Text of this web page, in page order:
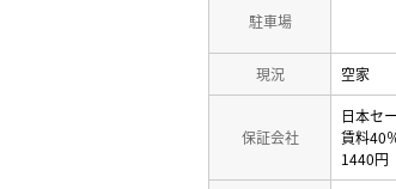
駐車場
現況 空家
保証会社
日本セ
賃料40
1440円